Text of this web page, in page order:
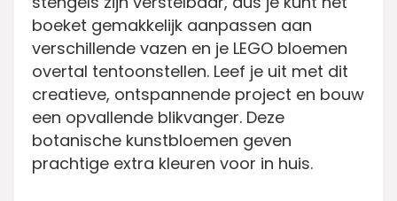
boeket gemakkelijk aanpassen aan
verschillende vazen en je LEGO bloemen
overtal tentoonstellen. Leef je uit met dit
creatieve, ontspannende project en bouw
een opvallende blikvanger. Deze
botanische kunstbloemen geven
prachtige extra kleuren voor in huis.